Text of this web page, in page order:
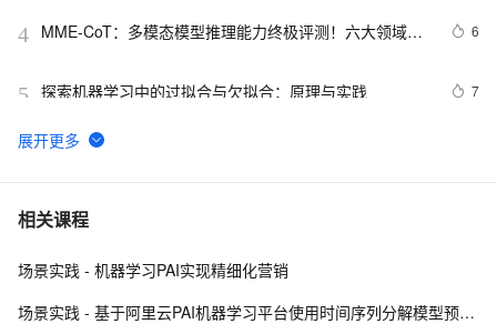
4 MME-CoT：多模态模型推理能力终极评测！六大领域细
6
5 探索机器学习中的过拟合与欠拟合：原理与实践 7
6 利用机器学习进行股票市场预测
7 分布式机器学习系统：设计原理、优化策略与实践经验
8 开源机器学习平台 Alink 1.1.1 在易用性上有哪些优化？
相关课程
场景实践 - 机器学习PAI实现精细化营销
场景实践 - 基于阿里云PAI机器学习平台使用时间序列分解模型预测商品销量